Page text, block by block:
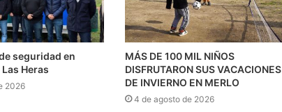
seguridad en
Heras
2026
MÁS DE 100 MIL NIÑOS
DISFRUTARON SUS VACACIONES
DE INVIERNO EN MERLO
4 de agosto de 2026